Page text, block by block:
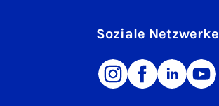
Soziale Netzwerke